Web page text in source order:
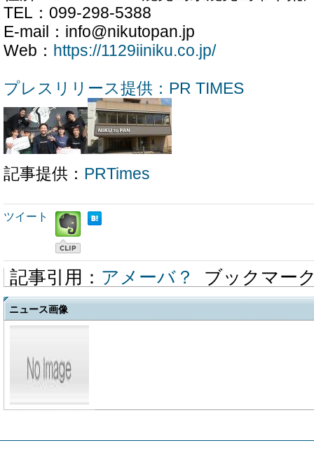
TEL：099-298-5388
E-mail：info@nikutopan.jp
Web： https://1129iiniku.co.jp/
プレスリリース提供：PR TIMES
記事提供： PRTimes
ツイート
記事引用： アメーバ？ ブックマー
ニュース画像